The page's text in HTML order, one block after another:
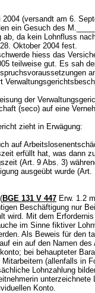
(versandt am 6.
ein Gesuch des
ab, da kein Lohnfluss
Oktober 2004 fest.
hiess das
teilweise gut. Es sah
der
(seco) auf eine
zieht in Erwägung:
auf
erfüllt hat, was dann
(Art. 9 Abs. 3)
ausgeübt wurde (Art.
BGE 131 V 447 Erw. 1.2
Beschäftigung nur
wird. Mit dem
im Sinne fiktiver
Als Beweis für den
ein auf den Namen
bei behaupteter
(allenfalls in
Lohnzahlung
Konto.